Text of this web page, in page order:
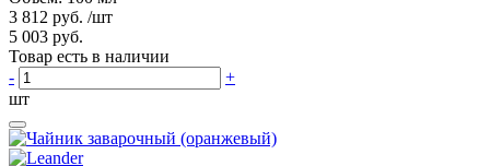
3 812 руб. /шт
5 003 руб.
Товар есть в наличии
-
+
шт